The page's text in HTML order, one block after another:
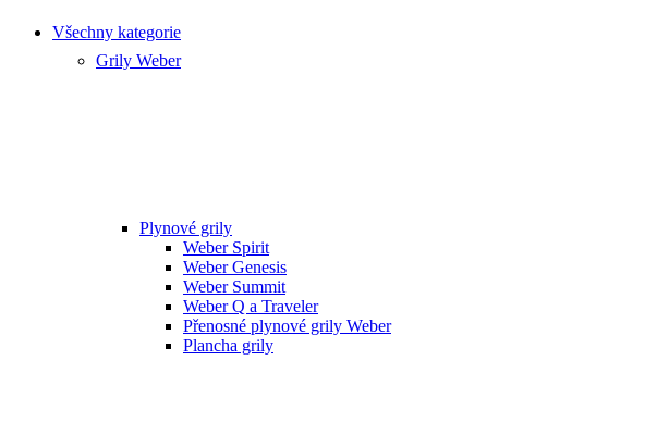
Všechny kategorie
Grily Weber
Plynové grily
Weber Spirit
Weber Genesis
Weber Summit
Weber Q a Traveler
Přenosné plynové grily Weber
Plancha grily